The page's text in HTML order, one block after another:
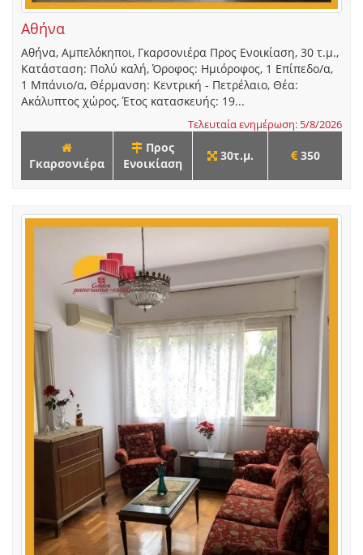
Αθήνα
Αθήνα, Αμπελόκηποι, Γκαρσονιέρα Προς Ενοικίαση, 30 τ.μ.,
Κατάσταση: Πολύ καλή, Όροφος: Ημιόροφος, 1 Επίπεδο/α,
1 Μπάνιο/α, Θέρμανση: Κεντρική - Πετρέλαιο, Θέα:
Ακάλυπτος χώρος, Έτος κατασκευής: 19...
Τελευταία ενημέρωση: 5/8/2026
Γκαρσονιέρα
Προς
Ενοικίαση
30τ.μ. 350